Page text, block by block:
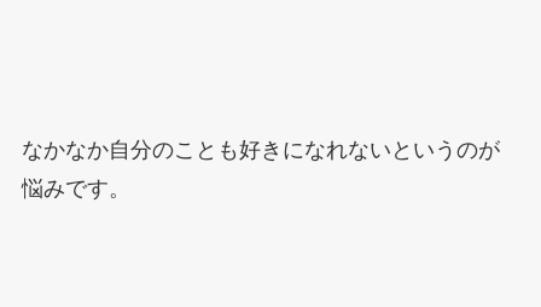
なかなか自分のことも好きになれないというのが
悩みです。